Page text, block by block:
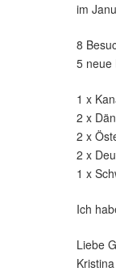
im
8
5 neue
1 x
2 x
2 x
2 x
1 x
Ich
Liebe
Kristina